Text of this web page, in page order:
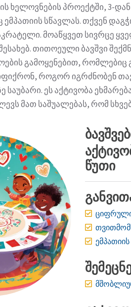
ხელოვნების პროექტში, 3-
სწავლას. თქვენ
მოაწყვეთ სივრცე
თითოეული ბავშვი
გამოყენებით, რომლებიც
როგორ იგრძნობენ
საუბარი. ეს აქტივობა
მათ საშუალებას, რომ
წუთი